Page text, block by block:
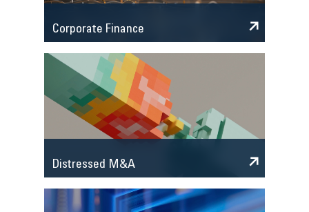
Corporate Finance
Distressed M&A